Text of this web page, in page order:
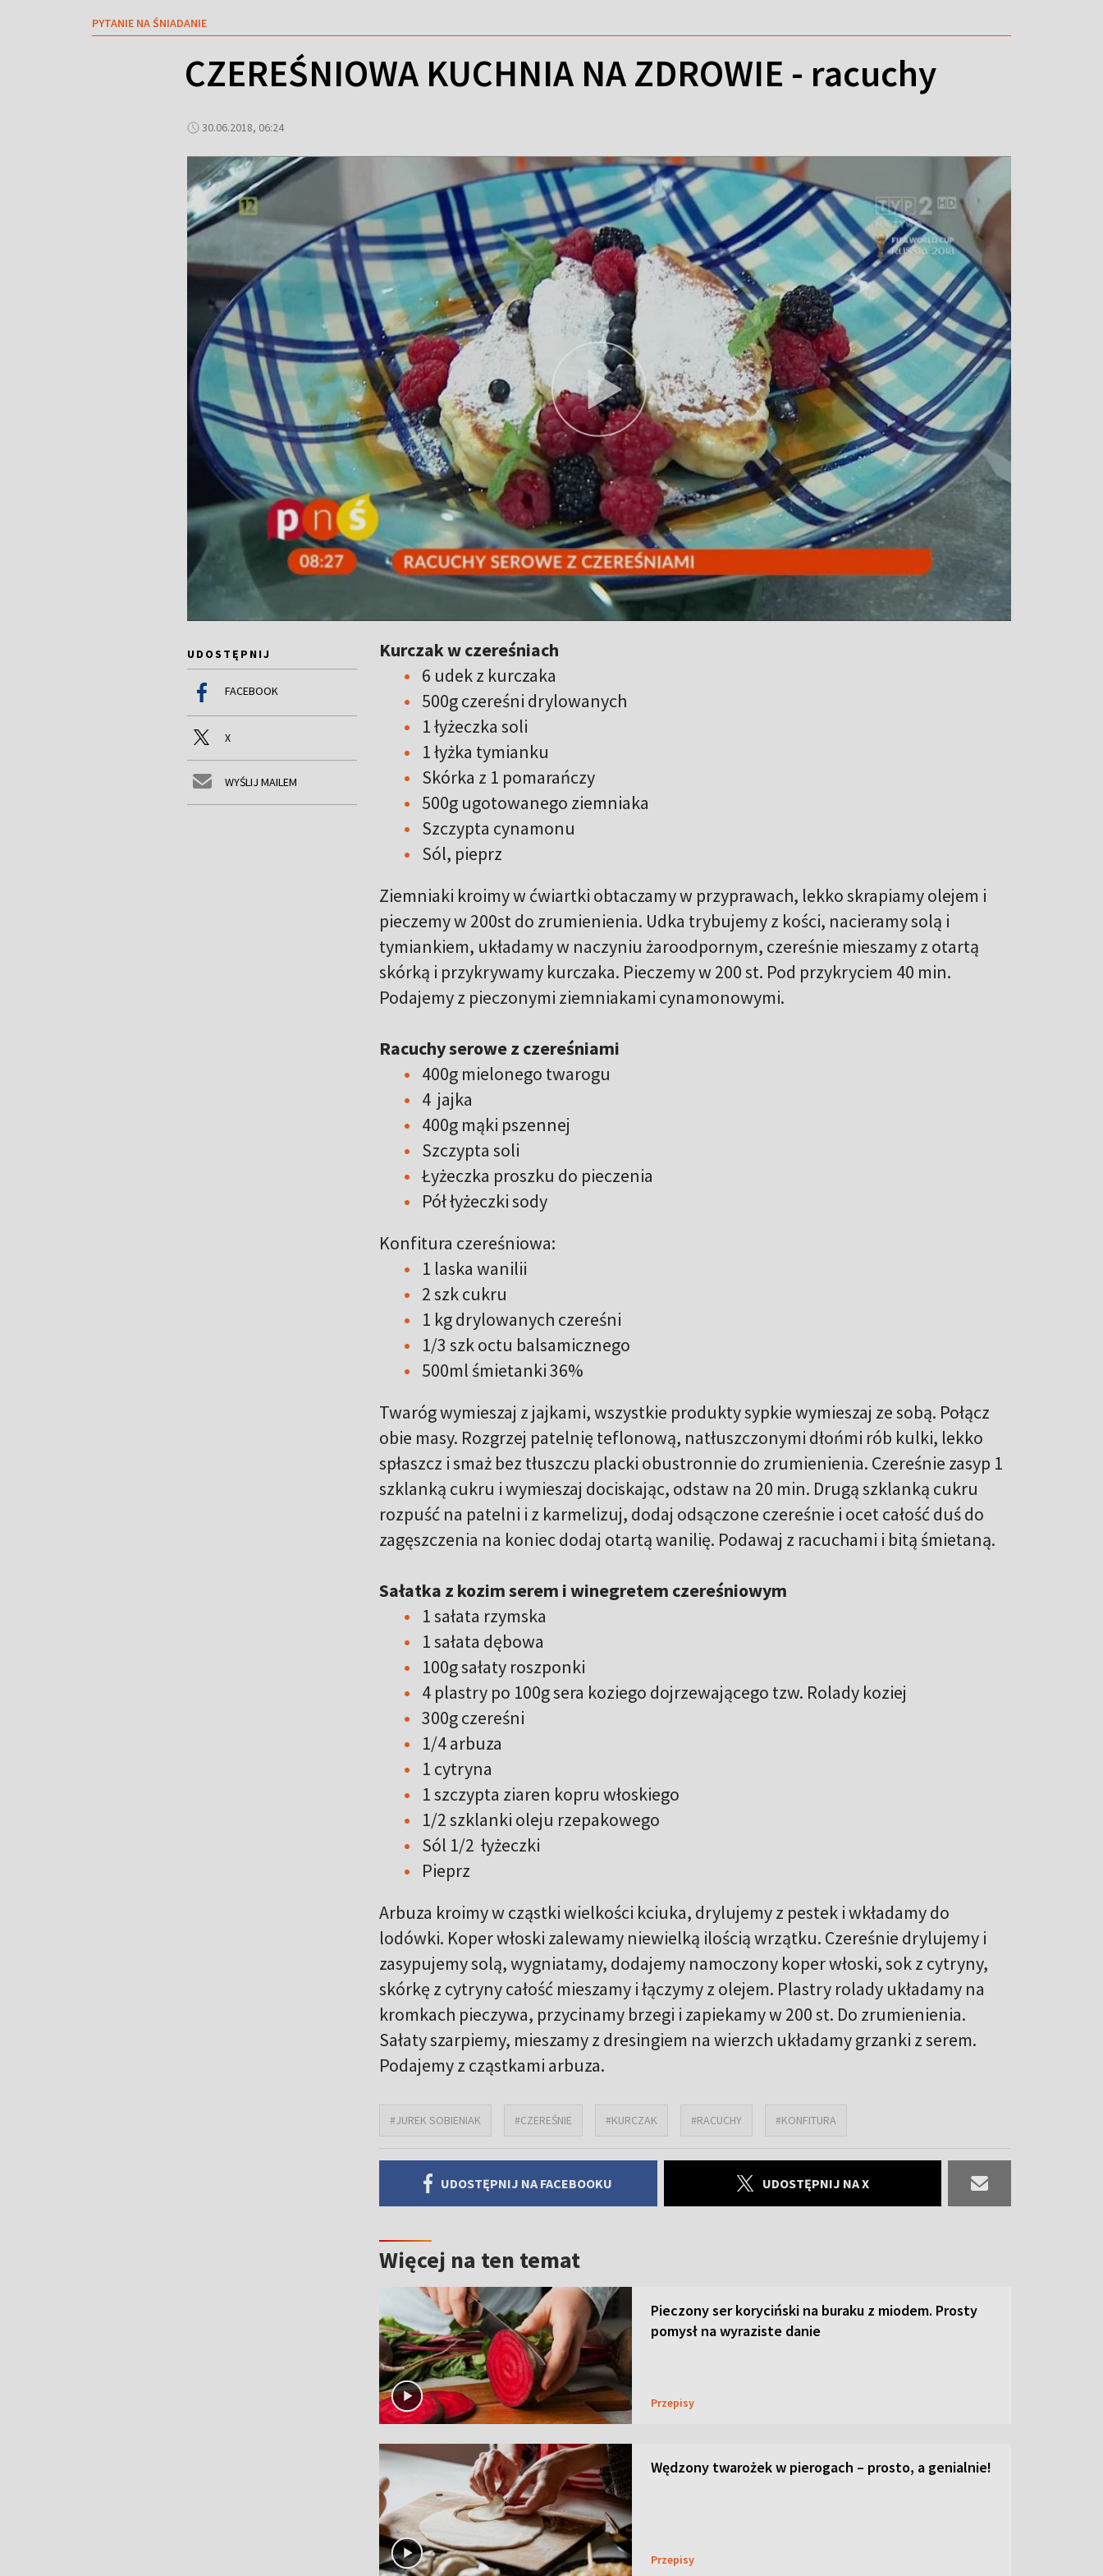
PYTANIE NA ŚNIADANIE
CZEREŚNIOWA KUCHNIA NA ZDROWIE - racuchy
30.06.2018, 06:24
UDOSTĘPNIJ
FACEBOOK
X
WYŚLIJ MAILEM
Kurczak w czereśniach
6 udek z kurczaka
500g czereśni drylowanych
1 łyżeczka soli
1 łyżka tymianku
Skórka z 1 pomarańczy
500g ugotowanego ziemniaka
Szczypta cynamonu
Sól, pieprz
Ziemniaki kroimy w ćwiartki obtaczamy w przyprawach, lekko skrapiamy olejem i
pieczemy w 200st do zrumienienia. Udka trybujemy z kości, nacieramy solą i
tymiankiem, układamy w naczyniu żaroodpornym, czereśnie mieszamy z otartą
skórką i przykrywamy kurczaka. Pieczemy w 200 st. Pod przykryciem 40 min.
Podajemy z pieczonymi ziemniakami cynamonowymi.
Racuchy serowe z czereśniami
400g mielonego twarogu
4 jajka
400g mąki pszennej
Szczypta soli
Łyżeczka proszku do pieczenia
Pół łyżeczki sody
Konfitura czereśniowa:
1 laska wanilii
2 szk cukru
1 kg drylowanych czereśni
1/3 szk octu balsamicznego
500ml śmietanki 36%
Twaróg wymieszaj z jajkami, wszystkie produkty sypkie wymieszaj ze sobą. Połącz
obie masy. Rozgrzej patelnię teflonową, natłuszczonymi dłońmi rób kulki, lekko
spłaszcz i smaż bez tłuszczu placki obustronnie do zrumienienia. Czereśnie zasyp 1
szklanką cukru i wymieszaj dociskając, odstaw na 20 min. Drugą szklanką cukru
rozpuść na patelni i z karmelizuj, dodaj odsączone czereśnie i ocet całość duś do
zagęszczenia na koniec dodaj otartą wanilię. Podawaj z racuchami i bitą śmietaną.
Sałatka z kozim serem i winegretem czereśniowym
1 sałata rzymska
1 sałata dębowa
100g sałaty roszponki
4 plastry po 100g sera koziego dojrzewającego tzw. Rolady koziej
300g czereśni
1/4 arbuza
1 cytryna
1 szczypta ziaren kopru włoskiego
1/2 szklanki oleju rzepakowego
Sól 1/2 łyżeczki
Pieprz
Arbuza kroimy w cząstki wielkości kciuka, drylujemy z pestek i wkładamy do
lodówki. Koper włoski zalewamy niewielką ilością wrzątku. Czereśnie drylujemy i
zasypujemy solą, wygniatamy, dodajemy namoczony koper włoski, sok z cytryny,
skórkę z cytryny całość mieszamy i łączymy z olejem. Plastry rolady układamy na
kromkach pieczywa, przycinamy brzegi i zapiekamy w 200 st. Do zrumienienia.
Sałaty szarpiemy, mieszamy z dresingiem na wierzch układamy grzanki z serem.
Podajemy z cząstkami arbuza.
#JUREK SOBIENIAK #CZEREŚNIE #KURCZAK #RACUCHY #KONFITURA
UDOSTĘPNIJ NA FACEBOOKU UDOSTĘPNIJ NA X
Więcej na ten temat
Pieczony ser koryciński na buraku z miodem. Prosty
pomysł na wyraziste danie
Przepisy
Wędzony twarożek w pierogach – prosto, a genialnie!
Przepisy